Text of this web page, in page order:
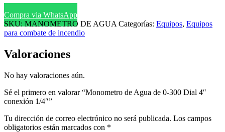
Compra via WhatsApp
SKU: MANOMETRO DE AGUA Categorías: Equipos, Equipos
para combate de incendio
Valoraciones
No hay valoraciones aún.
Sé el primero en valorar “Monometro de Agua de 0-300 Dial 4″
conexión 1/4″”
Tu dirección de correo electrónico no será publicada. Los campos
obligatorios están marcados con *